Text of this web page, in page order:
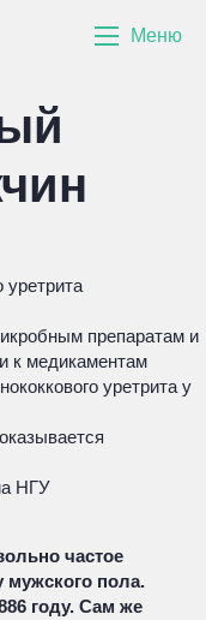
Меню
уретрита
препаратам и
к медикаментам
уретрита у
НГУ
частое
мужского пола.
году. Сам же